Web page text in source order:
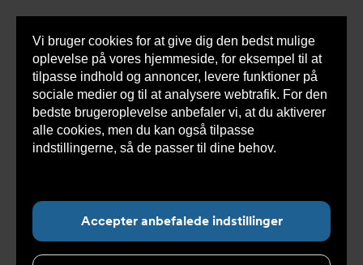
Vi bruger cookies for at give dig den bedst mulige
oplevelse på vores hjemmeside, for eksempel til at
tilpasse indhold og annoncer, levere funktioner på
sociale medier og til at analysere webtrafik. For den
bedste brugeroplevelse anbefaler vi, at du aktiverer
alle cookies, men du kan også tilpasse
indstillingerne, så de passer til dine behov.
Accepter anbefalede indstillinger
Du
her:
Armatec > Produkter > Ventiler >
Sæde- og
bælgsædeventiler
> Y-type >
Skråsædeventil
DVC3500